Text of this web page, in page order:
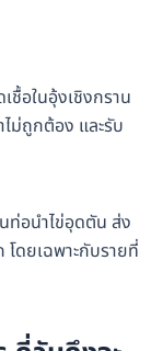
ชื้อในอุ้งเชิงกราน
ม่ถูกต้อง และรับ
ท่อนำไข่อุดตัน ส่ง
ดยเฉพาะกับรายที่